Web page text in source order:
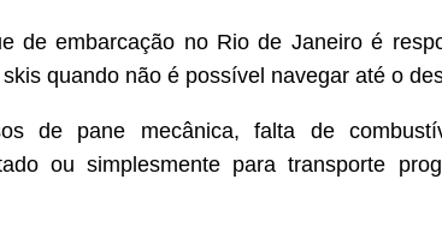
de embarcação no Rio de Janeiro é
quando não é possível navegar até o
de pane mecânica, falta de
ou simplesmente para transporte